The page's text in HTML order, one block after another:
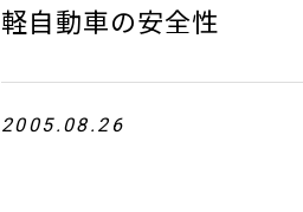
軽自動車の安全性
2005.08.26